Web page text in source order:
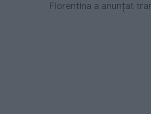
Fiorentina a anunțat